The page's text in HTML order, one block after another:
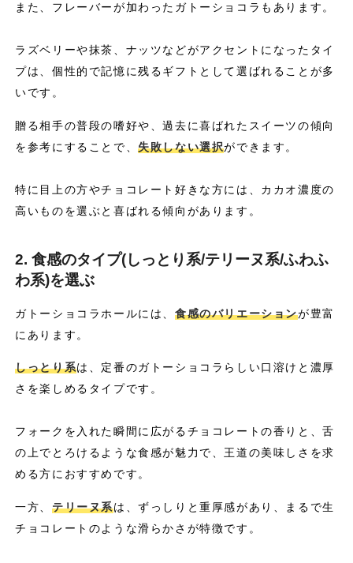
また、フレーバーが加わったガトーショコラもあります。
ラズベリーや抹茶、ナッツなどがアクセントになったタイ
プは、個性的で記憶に残るギフトとして選ばれることが多
いです。
贈る相手の普段の嗜好や、過去に喜ばれたスイーツの傾向
を参考にすることで、失敗しない選択ができます。
特に目上の方やチョコレート好きな方には、カカオ濃度の
高いものを選ぶと喜ばれる傾向があります。
2. 食感のタイプ(しっとり系/テリーヌ系/ふわふ
わ系)を選ぶ
ガトーショコラホールには、 食感のバリエーションが豊富
にあります。
しっとり系は、定番のガトーショコラらしい口溶けと濃厚
さを楽しめるタイプです。
フォークを入れた瞬間に広がるチョコレートの香りと、舌
の上でとろけるような食感が魅力で、王道の美味しさを求
める方におすすめです。
一方、 テリーヌ系は、ずっしりと重厚感があり、まるで生
チョコレートのような滑らかさが特徴です。